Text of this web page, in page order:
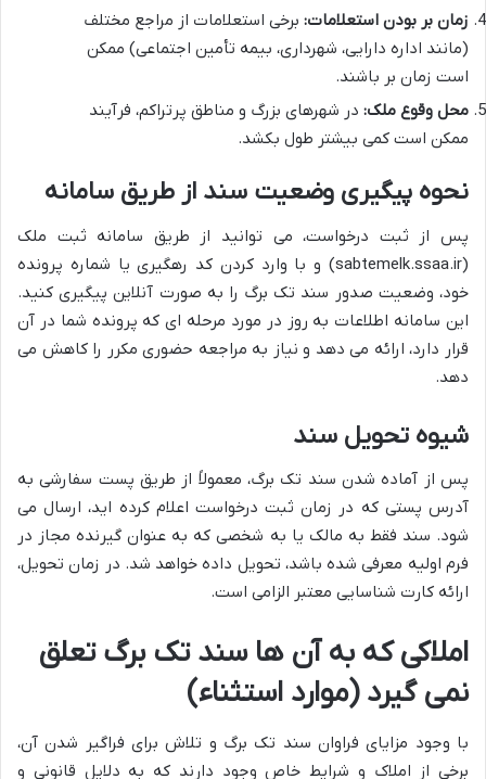
زمان بر بودن استعلامات: برخی استعلامات از مراجع مختلف
(مانند اداره دارایی، شهرداری، بیمه تأمین اجتماعی) ممکن
است زمان بر باشند.
محل وقوع ملک: در شهرهای بزرگ و مناطق پرتراکم، فرآیند
ممکن است کمی بیشتر طول بکشد.
نحوه پیگیری وضعیت سند از طریق سامانه
پس از ثبت درخواست، می توانید از طریق سامانه ثبت ملک
(sabtemelk.ssaa.ir) و با وارد کردن کد رهگیری یا شماره پرونده
خود، وضعیت صدور سند تک برگ را به صورت آنلاین پیگیری کنید.
این سامانه اطلاعات به روز در مورد مرحله ای که پرونده شما در آن
قرار دارد، ارائه می دهد و نیاز به مراجعه حضوری مکرر را کاهش می
دهد.
شیوه تحویل سند
پس از آماده شدن سند تک برگ، معمولاً از طریق پست سفارشی به
آدرس پستی که در زمان ثبت درخواست اعلام کرده اید، ارسال می
شود. سند فقط به مالک یا به شخصی که به عنوان گیرنده مجاز در
فرم اولیه معرفی شده باشد، تحویل داده خواهد شد. در زمان تحویل،
ارائه کارت شناسایی معتبر الزامی است.
املاکی که به آن ها سند تک برگ تعلق
نمی گیرد (موارد استثناء)
با وجود مزایای فراوان سند تک برگ و تلاش برای فراگیر شدن آن،
برخی از املاک و شرایط خاص وجود دارند که به دلایل قانونی و